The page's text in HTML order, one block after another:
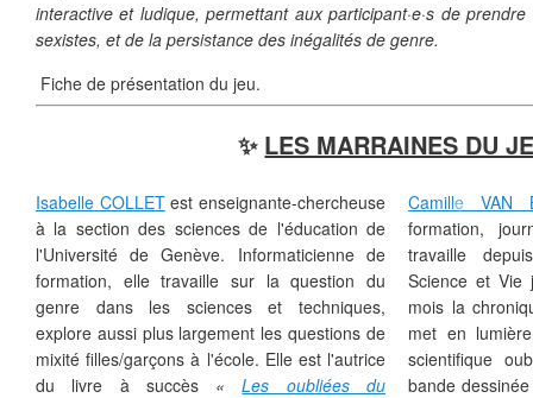
❄
❄
❄
❄
❄
❄
❄
interactive et ludique, permettant aux participant·e·s de
sexistes, et de la persistance des inégalités de genre.
Fiche de présentation du jeu.
✨ LES MARRAINES DU
Isabelle COLLETest enseignante-chercheuse
à la section des sciences de l'éducation de
l'Université de Genève. Informaticienne de
formation, elle travaille sur la question du
genre dans les sciences et techniques,
explore aussi plus largement les questions de
mixité filles/garçons à l'école. Elle est l'autrice
du livre à succès «
Les oubliées du
Camille VAN
formation,
travaille
Science et Vie
mois la
met en
scientifique
bande